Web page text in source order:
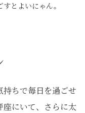
とよいにゃん。
ちで毎日を過ごせ
座にいて、さらに太